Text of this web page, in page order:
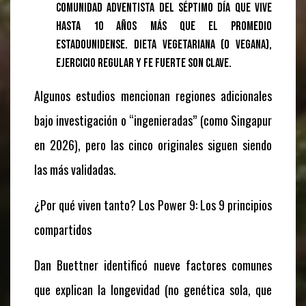
comunidad adventista del séptimo día que vive
hasta 10 años más que el promedio
estadounidense. Dieta vegetariana (o vegana),
ejercicio regular y fe fuerte son clave.
Algunos estudios mencionan regiones adicionales
bajo investigación o “ingenieradas” (como Singapur
en 2026), pero las cinco originales siguen siendo
las más validadas.
¿Por qué viven tanto? Los Power 9: Los 9 principios
compartidos
Dan Buettner identificó nueve factores comunes
que explican la longevidad (no genética sola, que